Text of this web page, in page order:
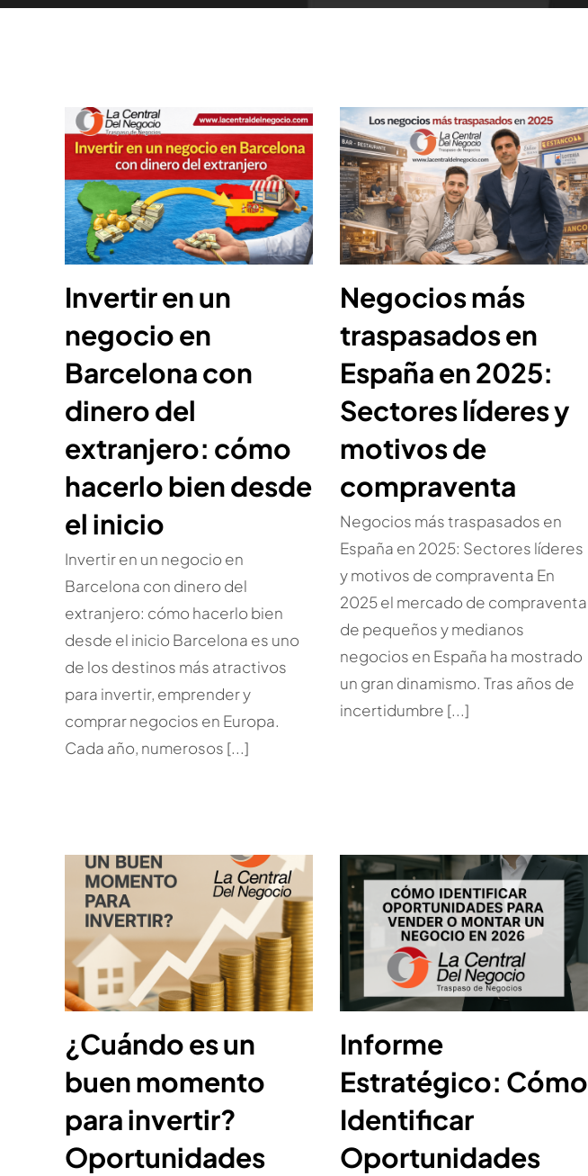
Invertir en un
negocio en
Barcelona con
dinero del
extranjero: cómo
hacerlo bien desde
el inicio
Invertir en un negocio en
Barcelona con dinero del
extranjero: cómo hacerlo bien
desde el inicio Barcelona es uno
de los destinos más atractivos
para invertir, emprender y
comprar negocios en Europa.
Cada año, numerosos [...]
Negocios más
traspasados en
España en 2025:
Sectores líderes y
motivos de
compraventa
Negocios más traspasados en
España en 2025: Sectores líderes
y motivos de compraventa En
2025 el mercado de compraventa
de pequeños y medianos
negocios en España ha mostrado
un gran dinamismo. Tras años de
incertidumbre [...]
¿Cuándo es un
buen momento
para invertir?
Oportunidades
Informe
Estratégico: Cómo
Identificar
Oportunidades